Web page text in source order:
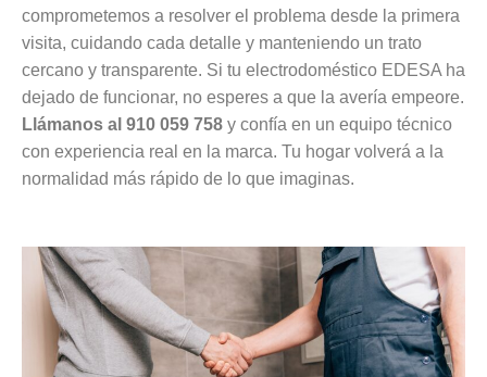
comprometemos a resolver el problema desde la primera
visita, cuidando cada detalle y manteniendo un trato
cercano y transparente. Si tu electrodoméstico EDESA ha
dejado de funcionar, no esperes a que la avería empeore.
Llámanos al 910 059 758 y confía en un equipo técnico
con experiencia real en la marca. Tu hogar volverá a la
normalidad más rápido de lo que imaginas.